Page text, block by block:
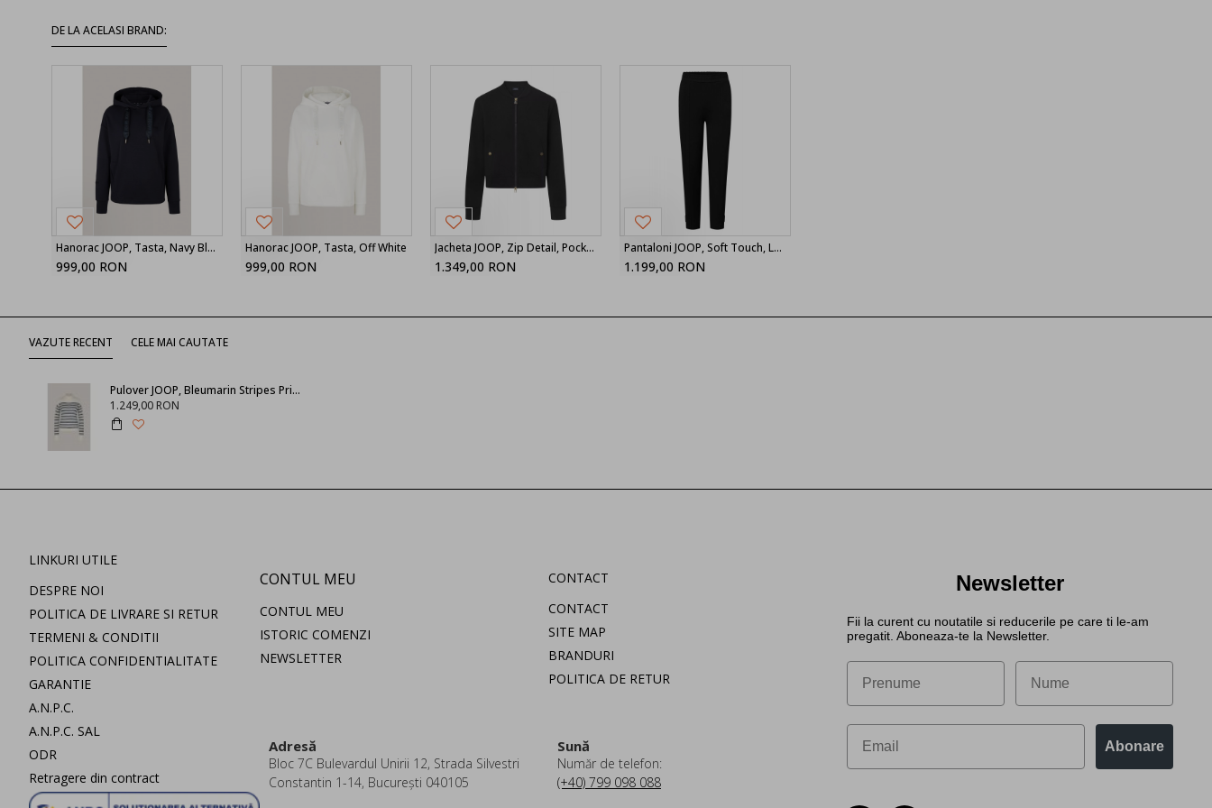
DE LA ACELASI BRAND:
Hanorac JOOP, Tasta, Navy Blue
999,00 RON
Hanorac JOOP, Tasta, Off White
999,00 RON
Jacheta JOOP, Zip Detail, Pockets, Classic, Black
1.349,00 RON
Pantaloni JOOP, Soft Touch, Logo Detail, Black
1.199,00 RON
VAZUTE RECENT CELE MAI CAUTATE
Pulover JOOP, Bleumarin Stripes Print, White
1.249,00 RON
LINKURI UTILE
DESPRE NOI
POLITICA DE LIVRARE SI RETUR
TERMENI & CONDITII
POLITICA CONFIDENTIALITATE
GARANTIE
A.N.P.C.
A.N.P.C. SAL
ODR
Retragere din contract
CONTUL MEU
CONTUL MEU
ISTORIC COMENZI
NEWSLETTER
CONTACT
CONTACT
SITE MAP
BRANDURI
POLITICA DE RETUR
Adresă
Bloc 7C Bulevardul Unirii 12, Strada Silvestri
Constantin 1-14, București 040105
Sună
Număr de telefon:
(+40) 799 098 088
Newsletter
Fii la curent cu noutatile si reducerile pe care ti le-am
pregatit. Aboneaza-te la Newsletter.
Abonare